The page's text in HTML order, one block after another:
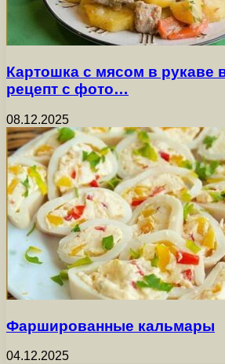
Картошка с мясом в рукаве
рецепт с фото…
08.12.2025
Фаршированные кальмары
04.12.2025